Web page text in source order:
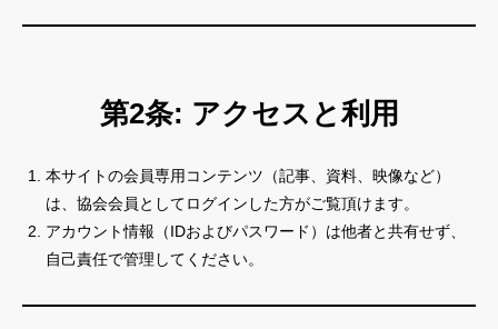
第2条: アクセスと利用
本サイトの会員専用コンテンツ（記事、資料、映像など）
は、協会会員としてログインした方がご覧頂けます。
アカウント情報（IDおよびパスワード）は他者と共有せず、
自己責任で管理してください。
🤖 AI ・ 映像表現 特集
💡 クリエイター支援情報
🎁 会員限定コンテンツ・特典